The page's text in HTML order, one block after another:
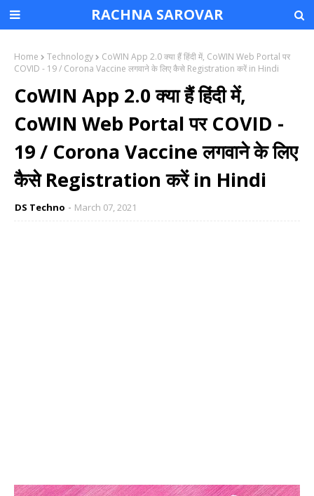
RACHNA SAROVAR
Home Technology
CoWIN App 2.0 क्या हैं हिंदी में, CoWIN Web Portal पर
COVID - 19 / Corona Vaccine लगवाने के लिए कैसे Registration करें in Hindi
CoWIN App 2.0 क्या हैं हिंदी में,
CoWIN Web Portal पर COVID -
19 / Corona Vaccine लगवाने के लिए
कैसे Registration करें in Hindi
DS Techno March 07, 2021